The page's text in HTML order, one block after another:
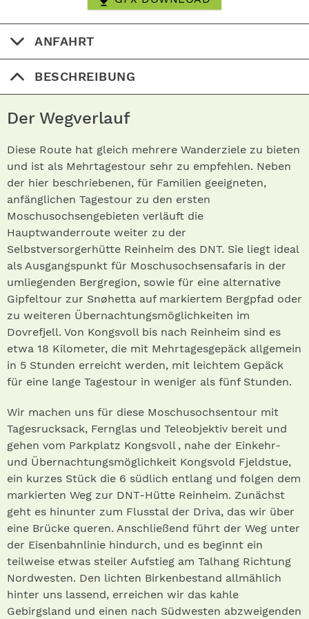
ANFAHRT
BESCHREIBUNG
Der Wegverlauf
Diese Route hat gleich mehrere Wanderziele zu bieten
und ist als Mehrtagestour sehr zu empfehlen. Neben
der hier beschriebenen, für Familien geeigneten,
anfänglichen Tagestour zu den ersten
Moschusochsengebieten verläuft die
Hauptwanderroute weiter zu der
Selbstversorgerhütte Reinheim des DNT. Sie liegt ideal
als Ausgangspunkt für Moschusochsensafaris in der
umliegenden Bergregion, sowie für eine alternative
Gipfeltour zur Snøhetta auf markiertem Bergpfad oder
zu weiteren Übernachtungsmöglichkeiten im
Dovrefjell. Von Kongsvoll bis nach Reinheim sind es
etwa 18 Kilometer, die mit Mehrtagesgepäck allgemein
in 5 Stunden erreicht werden, mit leichtem Gepäck
für eine lange Tagestour in weniger als fünf Stunden.
Wir machen uns für diese Moschusochsentour mit
Tagesrucksack, Fernglas und Teleobjektiv bereit und
gehen vom Parkplatz Kongsvoll , nahe der Einkehr-
und Übernachtungsmöglichkeit Kongsvold Fjeldstue,
ein kurzes Stück die 6 südlich entlang und folgen dem
markierten Weg zur DNT-Hütte Reinheim. Zunächst
geht es hinunter zum Flusstal der Driva, das wir über
eine Brücke queren. Anschließend führt der Weg unter
der Eisenbahnlinie hindurch, und es beginnt ein
teilweise etwas steiler Aufstieg am Talhang Richtung
Nordwesten. Den lichten Birkenbestand allmählich
hinter uns lassend, erreichen wir das kahle
Gebirgsland und einen nach Südwesten abzweigenden